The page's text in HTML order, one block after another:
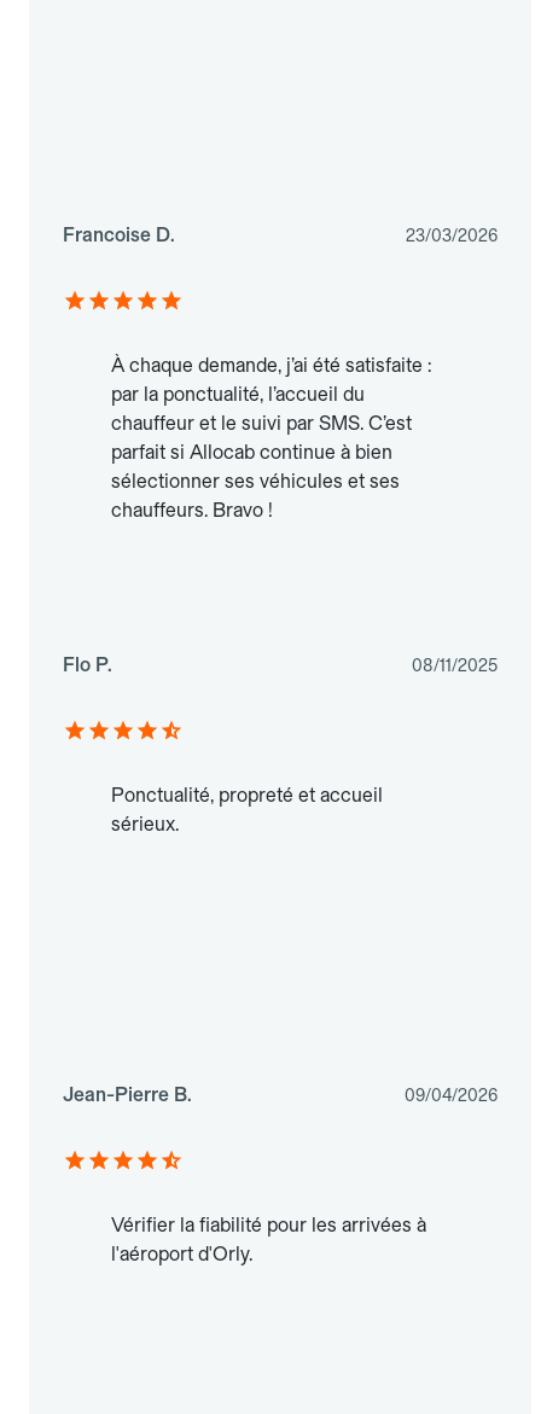
Francoise D. 23/03/2026
À chaque demande, j’ai été satisfaite :
par la ponctualité, l’accueil du
chauffeur et le suivi par SMS. C’est
parfait si Allocab continue à bien
sélectionner ses véhicules et ses
chauffeurs. Bravo !
Flo P. 08/11/2025
Ponctualité, propreté et accueil
sérieux.
Jean-Pierre B. 09/04/2026
Vérifier la fiabilité pour les arrivées à
l'aéroport d'Orly.